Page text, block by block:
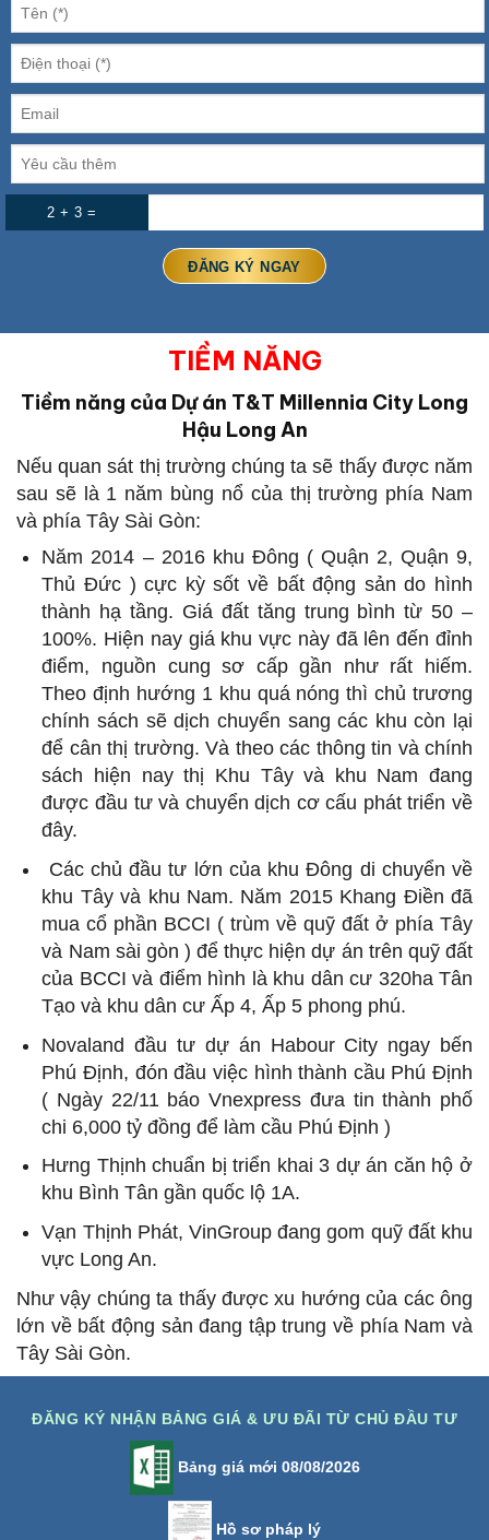
2 + 3 =
TIỀM NĂNG
Tiềm năng của Dự án T&T Millennia City Long
Hậu Long An
Nếu quan sát thị trường chúng ta sẽ thấy được năm
sau sẽ là 1 năm bùng nổ của thị trường phía Nam
và phía Tây Sài Gòn:
Năm 2014 – 2016 khu Đông ( Quận 2, Quận 9,
Thủ Đức ) cực kỳ sốt về bất động sản do hình
thành hạ tầng. Giá đất tăng trung bình từ 50 –
100%. Hiện nay giá khu vực này đã lên đến đỉnh
điểm, nguồn cung sơ cấp gần như rất hiếm.
Theo định hướng 1 khu quá nóng thì chủ trương
chính sách sẽ dịch chuyển sang các khu còn lại
để cân thị trường. Và theo các thông tin và chính
sách hiện nay thị Khu Tây và khu Nam đang
được đầu tư và chuyển dịch cơ cấu phát triển về
đây.
Các chủ đầu tư lớn của khu Đông di chuyển về
khu Tây và khu Nam. Năm 2015 Khang Điền đã
mua cổ phần BCCI ( trùm về quỹ đất ở phía Tây
và Nam sài gòn ) để thực hiện dự án trên quỹ đất
của BCCI và điểm hình là khu dân cư 320ha Tân
Tạo và khu dân cư Ấp 4, Ấp 5 phong phú.
Novaland đầu tư dự án Habour City ngay bến
Phú Định, đón đầu việc hình thành cầu Phú Định
( Ngày 22/11 báo Vnexpress đưa tin thành phố
chi 6,000 tỷ đồng để làm cầu Phú Định )
Hưng Thịnh chuẩn bị triển khai 3 dự án căn hộ ở
khu Bình Tân gần quốc lộ 1A.
Vạn Thịnh Phát, VinGroup đang gom quỹ đất khu
vực Long An.
Như vậy chúng ta thấy được xu hướng của các ông
lớn về bất động sản đang tập trung về phía Nam và
Tây Sài Gòn.
ĐĂNG KÝ NHẬN BẢNG GIÁ & ƯU ĐÃI TỪ CHỦ ĐẦU TƯ
Bảng giá mới 08/08/2026
Hồ sơ pháp lý